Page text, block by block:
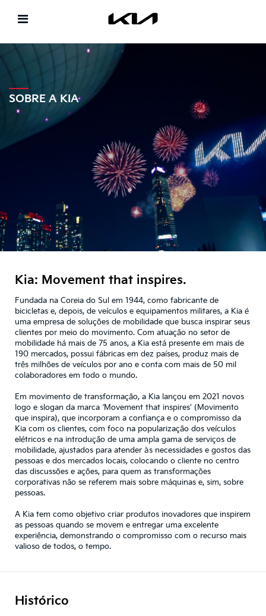
SOBRE A KIA
Kia: Movement that inspires.
Fundada na Coreia do Sul em 1944, como fabricante de
bicicletas e, depois, de veículos e equipamentos militares, a Kia é
uma empresa de soluções de mobilidade que busca inspirar seus
clientes por meio do movimento. Com atuação no setor de
mobilidade há mais de 75 anos, a Kia está presente em mais de
190 mercados, possui fábricas em dez países, produz mais de
três milhões de veículos por ano e conta com mais de 50 mil
colaboradores em todo o mundo.
Em movimento de transformação, a Kia lançou em 2021 novos
logo e slogan da marca ‘Movement that inspires’ (Movimento
que inspira), que incorporam a confiança e o compromisso da
Kia com os clientes, com foco na popularização dos veículos
elétricos e na introdução de uma ampla gama de serviços de
mobilidade, ajustados para atender às necessidades e gostos das
pessoas e dos mercados locais, colocando o cliente no centro
das discussões e ações, para quem as transformações
corporativas não se referem mais sobre máquinas e, sim, sobre
pessoas.
A Kia tem como objetivo criar produtos inovadores que inspirem
as pessoas quando se movem e entregar uma excelente
experiência, demonstrando o compromisso com o recurso mais
valioso de todos, o tempo.
Histórico